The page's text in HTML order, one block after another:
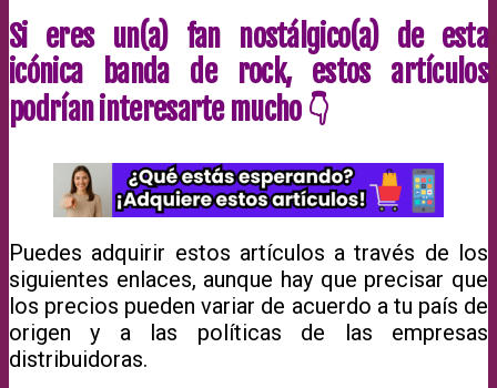
Si eres un(a) fan nostálgico(a) de esta
icónica banda de rock, estos artículos
podrían interesarte mucho 👇
Puedes adquirir estos artículos a través de los
siguientes enlaces, aunque hay que precisar que
los precios pueden variar de acuerdo a tu país de
origen y a las políticas de las empresas
distribuidoras.